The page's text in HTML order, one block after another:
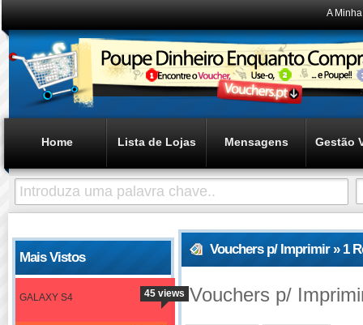
A
Home Lista de Lojas Mensagens Gestão
Mais Vistos
GALAXY S4 45 views
Vouchers p/ Imprimir » 1
Vouchers p/